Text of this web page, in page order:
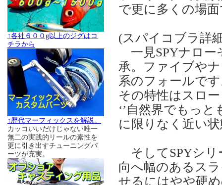
↑各社６００g以上のジグはコ
チラから
↑歴代マーフィックスを解説。
カッコいいだけじゃない唯一
無二の実践的リールの素性を
更に引き出すチューニングパ
ーツが充実。
で更に多くの場
(スパイコブラ詳
一見SPYナロー
承。ファイブや
系のフォールで
その特性はスロ
‘’自然界でもっと
に限りなく近い
そしてSPYシリ
向へ幅のあるス
せるにはやや硬